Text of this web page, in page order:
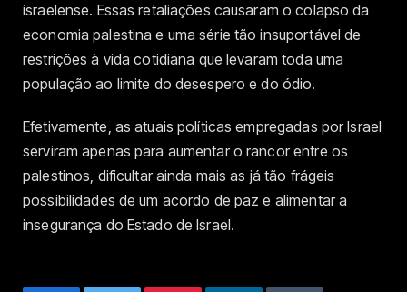
israelense. Essas retaliações causaram o colapso da
economia palestina e uma série tão insuportável de
restrições à vida cotidiana que levaram toda uma
população ao limite do desespero e do ódio.
Efetivamente, as atuais políticas empregadas por Israel
serviram apenas para aumentar o rancor entre os
palestinos, dificultar ainda mais as já tão frágeis
possibilidades de um acordo de paz e alimentar a
insegurança do Estado de Israel.